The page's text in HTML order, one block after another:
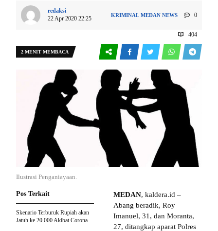
redaksi
22 Apr 2020 22:25
KRIMINAL MEDAN NEWS 0
404
2 MENIT MEMBACA
Ilustrasi Penganiayaan.
MEDAN, kaldera.id –
Abang beradik, Roy
Imanuel, 31, dan Moranta,
27, ditangkap aparat Polres
Pos Terkait
Skenario Terburuk Rupiah akan
Jatuh ke 20.000 Akibat Corona